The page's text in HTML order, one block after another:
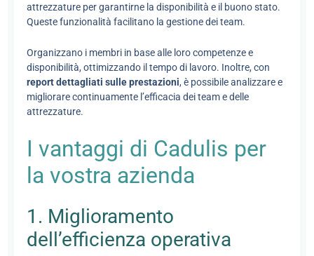
attrezzature per garantirne la disponibilità e il buono stato.
Queste funzionalità facilitano la gestione dei team.
Organizzano i membri in base alle loro competenze e
disponibilità, ottimizzando il tempo di lavoro. Inoltre, con
report dettagliati sulle prestazioni, è possibile analizzare e
migliorare continuamente l’efficacia dei team e delle
attrezzature.
I vantaggi di Cadulis per
la vostra azienda
1. Miglioramento
dell’efficienza operativa